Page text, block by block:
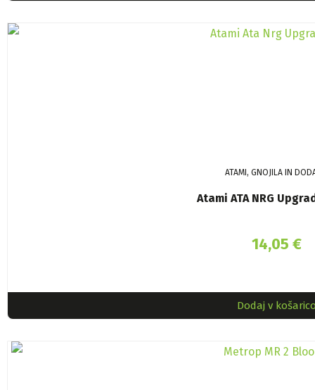
ATAMI, GNOJILA IN
Atami ATA NRG
14,05 €
Dodaj v